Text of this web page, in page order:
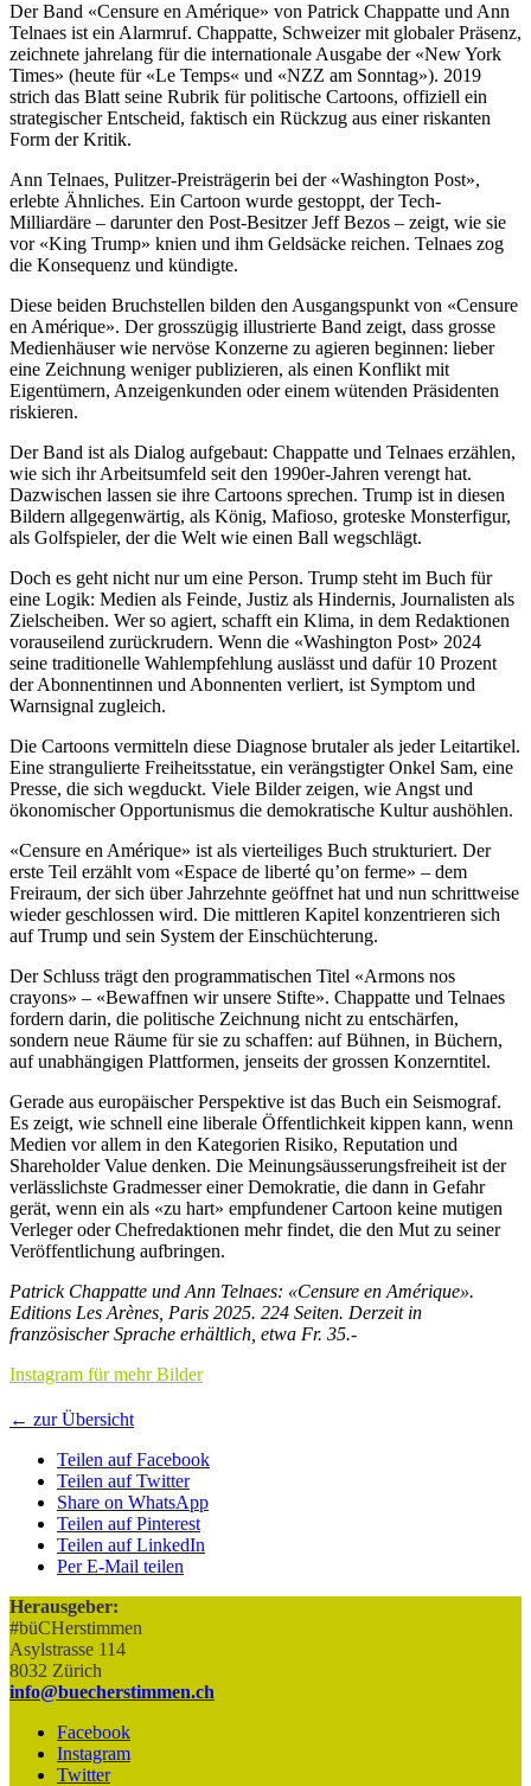
Der Band «Censure en Amérique» von Patrick Chappatte und Ann
Telnaes ist ein Alarmruf. Chappatte, Schweizer mit globaler Präsenz,
zeichnete jahrelang für die internationale Ausgabe der «New York
Times» (heute für «Le Temps« und «NZZ am Sonntag»). 2019
strich das Blatt seine Rubrik für politische Cartoons, offiziell ein
strategischer Entscheid, faktisch ein Rückzug aus einer riskanten
Form der Kritik.
Ann Telnaes, Pulitzer-Preisträgerin bei der «Washington Post»,
erlebte Ähnliches. Ein Cartoon wurde gestoppt, der Tech-
Milliardäre – darunter den Post-Besitzer Jeff Bezos – zeigt, wie sie
vor «King Trump» knien und ihm Geldsäcke reichen. Telnaes zog
die Konsequenz und kündigte.
Diese beiden Bruchstellen bilden den Ausgangspunkt von «Censure
en Amérique». Der grosszügig illustrierte Band zeigt, dass grosse
Medienhäuser wie nervöse Konzerne zu agieren beginnen: lieber
eine Zeichnung weniger publizieren, als einen Konflikt mit
Eigentümern, Anzeigenkunden oder einem wütenden Präsidenten
riskieren.
Der Band ist als Dialog aufgebaut: Chappatte und Telnaes erzählen,
wie sich ihr Arbeitsumfeld seit den 1990er-Jahren verengt hat.
Dazwischen lassen sie ihre Cartoons sprechen. Trump ist in diesen
Bildern allgegenwärtig, als König, Mafioso, groteske Monsterfigur,
als Golfspieler, der die Welt wie einen Ball wegschlägt.
Doch es geht nicht nur um eine Person. Trump steht im Buch für
eine Logik: Medien als Feinde, Justiz als Hindernis, Journalisten als
Zielscheiben. Wer so agiert, schafft ein Klima, in dem Redaktionen
vorauseilend zurückrudern. Wenn die «Washington Post» 2024
seine traditionelle Wahlempfehlung auslässt und dafür 10 Prozent
der Abonnentinnen und Abonnenten verliert, ist Symptom und
Warnsignal zugleich.
Die Cartoons vermitteln diese Diagnose brutaler als jeder Leitartikel.
Eine strangulierte Freiheitsstatue, ein verängstigter Onkel Sam, eine
Presse, die sich wegduckt. Viele Bilder zeigen, wie Angst und
ökonomischer Opportunismus die demokratische Kultur aushöhlen.
«Censure en Amérique» ist als vierteiliges Buch strukturiert. Der
erste Teil erzählt vom «Espace de liberté qu’on ferme» – dem
Freiraum, der sich über Jahrzehnte geöffnet hat und nun schrittweise
wieder geschlossen wird. Die mittleren Kapitel konzentrieren sich
auf Trump und sein System der Einschüchterung.​
Der Schluss trägt den programmatischen Titel «Armons nos
crayons» – «Bewaffnen wir unsere Stifte». Chappatte und Telnaes
fordern darin, die politische Zeichnung nicht zu entschärfen,
sondern neue Räume für sie zu schaffen: auf Bühnen, in Büchern,
auf unabhängigen Plattformen, jenseits der grossen Konzerntitel.
Gerade aus europäischer Perspektive ist das Buch ein Seismograf.
Es zeigt, wie schnell eine liberale Öffentlichkeit kippen kann, wenn
Medien vor allem in den Kategorien Risiko, Reputation und
Shareholder Value denken. Die Meinungsäusserungsfreiheit ist der
verlässlichste Gradmesser einer Demokratie, die dann in Gefahr
gerät, wenn ein als «zu hart» empfundener Cartoon keine mutigen
Verleger oder Chefredaktionen mehr findet, die den Mut zu seiner
Veröffentlichung aufbringen.
Patrick Chappatte und Ann Telnaes: «Censure en Amérique».
Editions Les Arènes, Paris 2025. 224 Seiten. Derzeit in
französischer Sprache erhältlich, etwa Fr. 35.-
Instagram für mehr Bilder
← zur Übersicht
Teilen auf Facebook
Teilen auf Twitter
Share on WhatsApp
Teilen auf Pinterest
Teilen auf LinkedIn
Per E-Mail teilen
Herausgeber:
#büCHerstimmen
Asylstrasse 114
8032 Zürich
info@buecherstimmen.ch
Facebook
Instagram
Twitter